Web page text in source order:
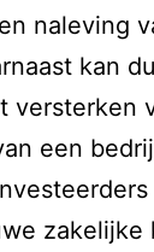
naleving
kan
versterken
een
zakelijke